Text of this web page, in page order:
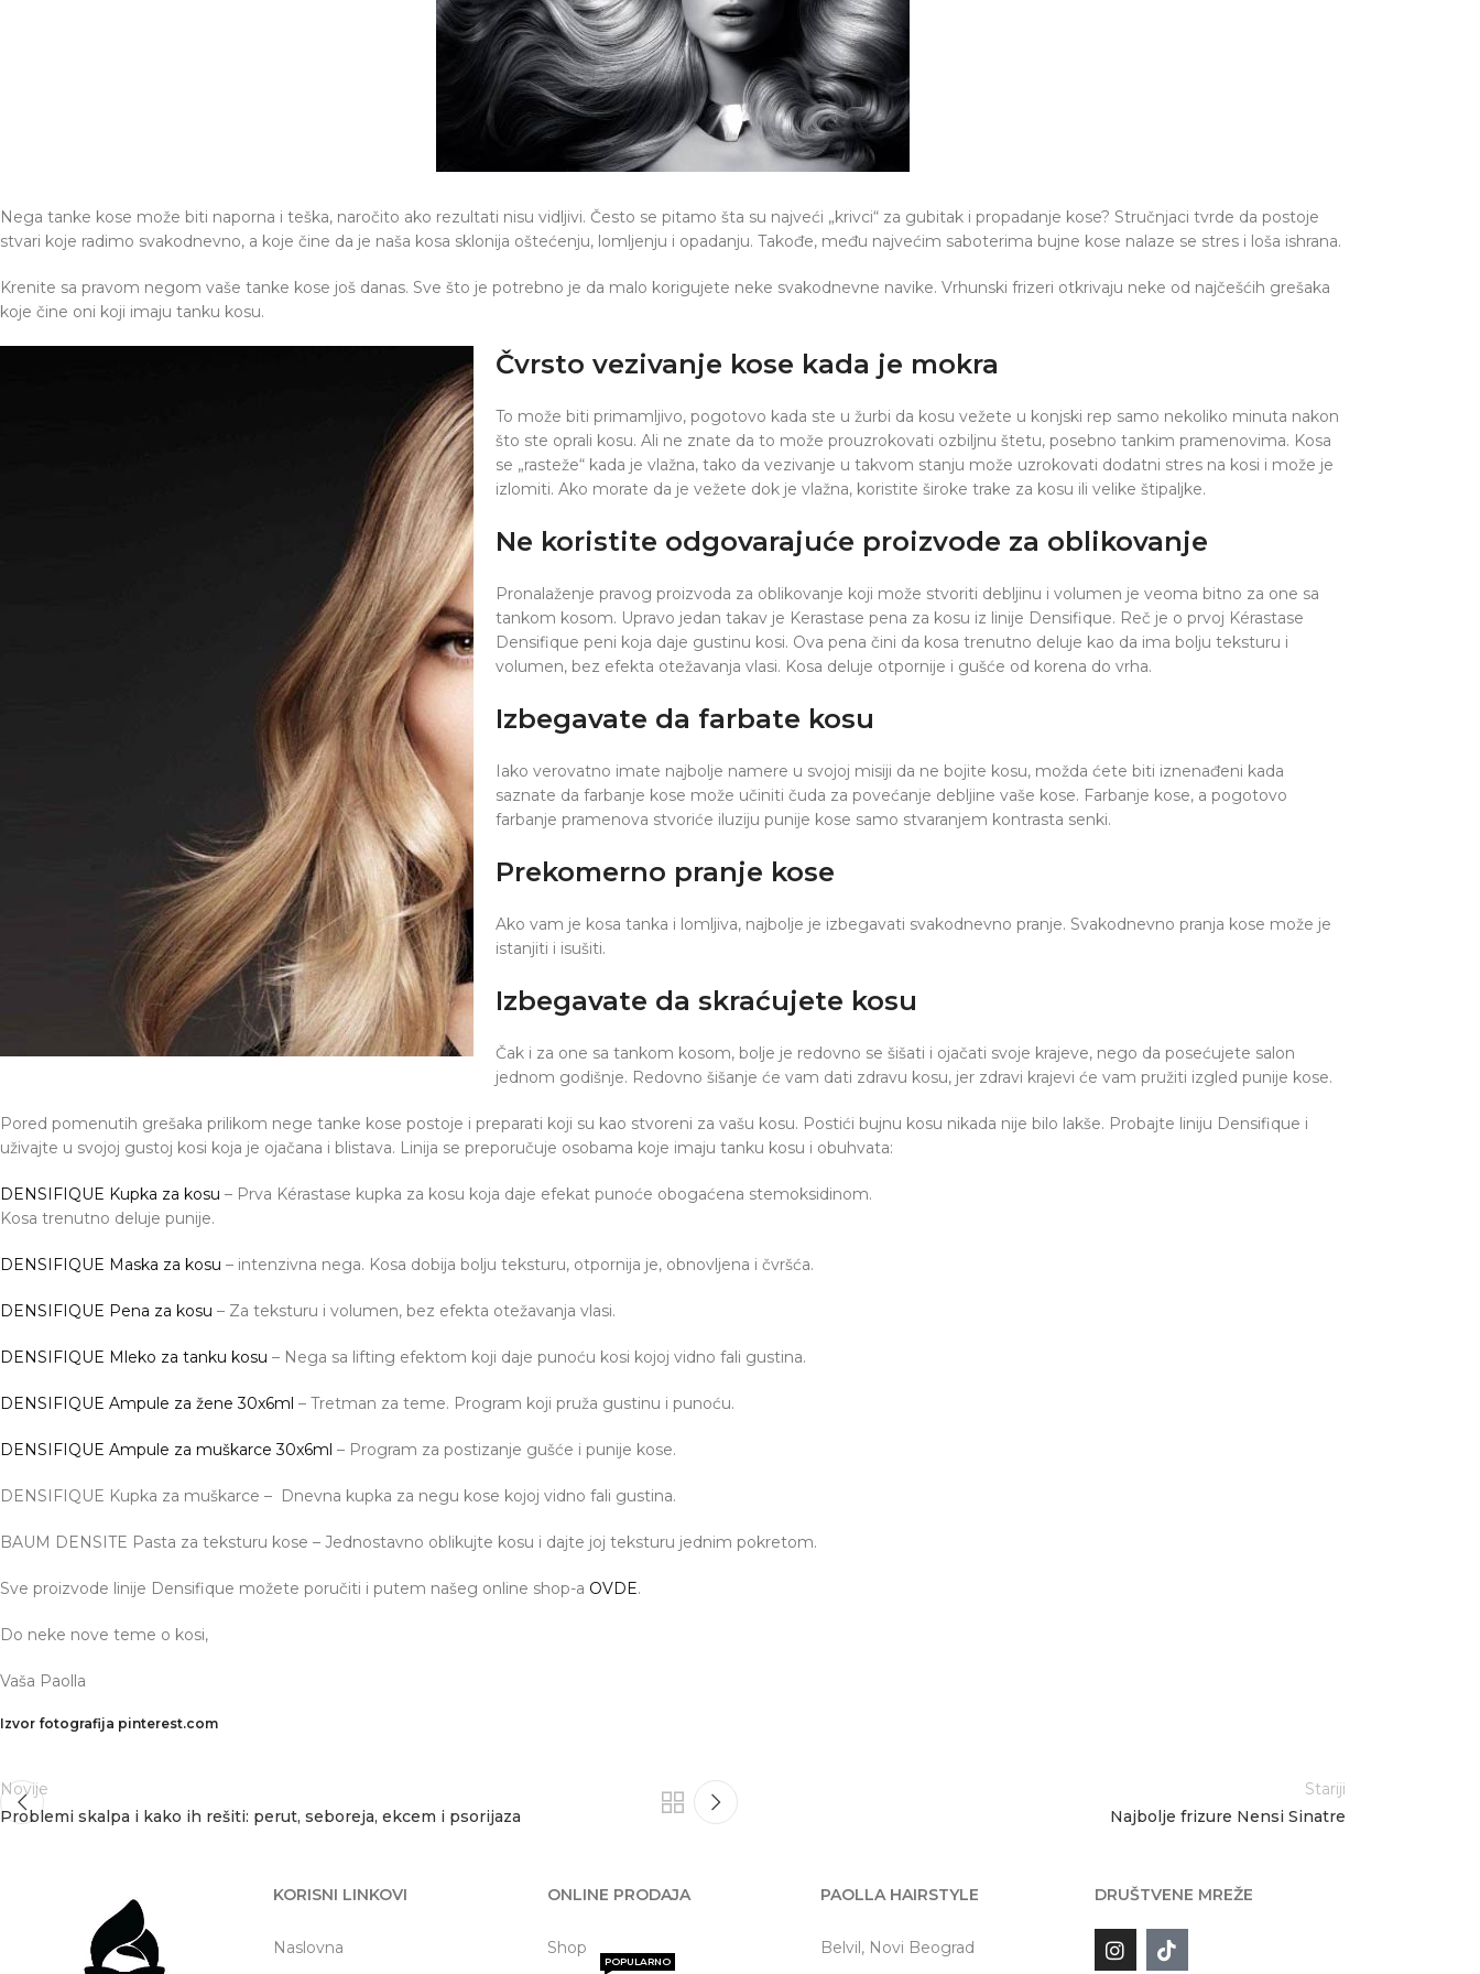
Nega tanke kose može biti naporna i teška, naročito ako rezultati nisu vidljivi. Često se pitamo šta su najveći „krivci“ za gubitak i propadanje kose? Stručnjaci tvrde da postoje
stvari koje radimo svakodnevno, a koje čine da je naša kosa sklonija oštećenju, lomljenju i opadanju. Takođe, među najvećim saboterima bujne kose nalaze se stres i loša ishrana.
Krenite sa pravom negom vaše tanke kose još danas. Sve što je potrebno je da malo korigujete neke svakodnevne navike. Vrhunski frizeri otkrivaju neke od najčešćih grešaka
koje čine oni koji imaju tanku kosu.
Čvrsto vezivanje kose kada je mokra
To može biti primamljivo, pogotovo kada ste u žurbi da kosu vežete u konjski rep samo nekoliko minuta nakon
što ste oprali kosu. Ali ne znate da to može prouzrokovati ozbiljnu štetu, posebno tankim pramenovima. Kosa
se „rasteže“ kada je vlažna, tako da vezivanje u takvom stanju može uzrokovati dodatni stres na kosi i može je
izlomiti. Ako morate da je vežete dok je vlažna, koristite široke trake za kosu ili velike štipaljke.
Ne koristite odgovarajuće proizvode za oblikovanje
Pronalaženje pravog proizvoda za oblikovanje koji može stvoriti debljinu i volumen je veoma bitno za one sa
tankom kosom. Upravo jedan takav je Kerastase pena za kosu iz linije Densifique. Reč je o prvoj Kérastase
Densifique peni koja daje gustinu kosi. Ova pena čini da kosa trenutno deluje kao da ima bolju teksturu i
volumen, bez efekta otežavanja vlasi. Kosa deluje otpornije i gušće od korena do vrha.
Izbegavate da farbate kosu
Iako verovatno imate najbolje namere u svojoj misiji da ne bojite kosu, možda ćete biti iznenađeni kada
saznate da farbanje kose može učiniti čuda za povećanje debljine vaše kose. Farbanje kose, a pogotovo
farbanje pramenova stvoriće iluziju punije kose samo stvaranjem kontrasta senki.
Prekomerno pranje kose
Ako vam je kosa tanka i lomljiva, najbolje je izbegavati svakodnevno pranje. Svakodnevno pranja kose može je
istanjiti i isušiti.
Izbegavate da skraćujete kosu
Čak i za one sa tankom kosom, bolje je redovno se šišati i ojačati svoje krajeve, nego da posećujete salon
jednom godišnje. Redovno šišanje će vam dati zdravu kosu, jer zdravi krajevi će vam pružiti izgled punije kose.
Pored pomenutih grešaka prilikom nege tanke kose postoje i preparati koji su kao stvoreni za vašu kosu. Postići bujnu kosu nikada nije bilo lakše. Probajte liniju Densifique i
uživajte u svojoj gustoj kosi koja je ojačana i blistava. Linija se preporučuje osobama koje imaju tanku kosu i obuhvata:
DENSIFIQUE Kupka za kosu – Prva Kérastase kupka za kosu koja daje efekat punoće obogaćena stemoksidinom.
Kosa trenutno deluje punije.
DENSIFIQUE Maska za kosu – intenzivna nega. Kosa dobija bolju teksturu, otpornija je, obnovljena i čvršća.
DENSIFIQUE Pena za kosu – Za teksturu i volumen, bez efekta otežavanja vlasi.
DENSIFIQUE Mleko za tanku kosu – Nega sa lifting efektom koji daje punoću kosi kojoj vidno fali gustina.
DENSIFIQUE Ampule za žene 30x6ml – Tretman za teme. Program koji pruža gustinu i punoću.
DENSIFIQUE Ampule za muškarce 30x6ml – Program za postizanje gušće i punije kose.
DENSIFIQUE Kupka za muškarce – Dnevna kupka za negu kose kojoj vidno fali gustina.
BAUM DENSITE Pasta za teksturu kose – Jednostavno oblikujte kosu i dajte joj teksturu jednim pokretom.
Sve proizvode linije Densifique možete poručiti i putem našeg online shop-a OVDE.
Do neke nove teme o kosi,
Vaša Paolla
Izvor fotografija pinterest.com
Novije
Problemi skalpa i kako ih rešiti: perut, seboreja, ekcem i psorijaza
Stariji
Najbolje frizure Nensi Sinatre
KORISNI LINKOVI
Naslovna
ONLINE PRODAJA
Shop
POPULARNO
PAOLLA HAIRSTYLE
Belvil, Novi Beograd
DRUŠTVENE MREŽE